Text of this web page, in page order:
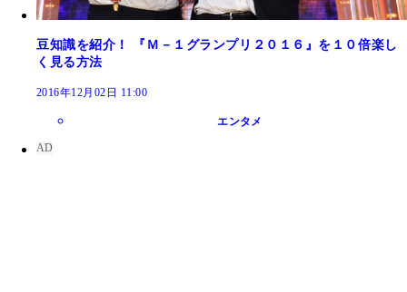
豆知識を紹介！ 『Ｍ－１グランプリ２０１６』を１０倍楽し
く見る方法
2016年12月02日 11:00
エンタメ